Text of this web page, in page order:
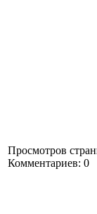
Просмотров
Комментариев: 0